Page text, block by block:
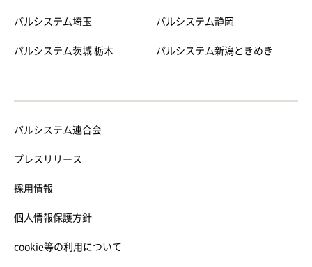
パルシステム埼玉
パルシステム茨城 栃木
パルシステム静岡
パルシステム新潟ときめき
パルシステム連合会
プレスリリース
採用情報
個人情報保護方針
cookie等の利用について